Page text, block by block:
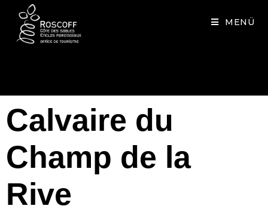
MENÜ
Calvaire du
Champ de la
Rive
Cookies management panel